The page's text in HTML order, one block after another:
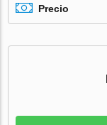
Precio